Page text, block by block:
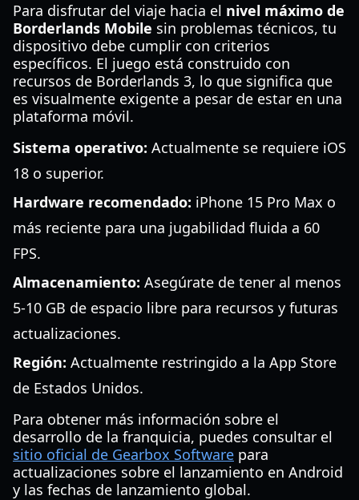
Para disfrutar del viaje hacia el nivel máximo de
Borderlands Mobile sin problemas técnicos, tu
dispositivo debe cumplir con criterios
específicos. El juego está construido con
recursos de Borderlands 3, lo que significa que
es visualmente exigente a pesar de estar en una
plataforma móvil.
Sistema operativo: Actualmente se requiere iOS
18 o superior.
Hardware recomendado: iPhone 15 Pro Max o
más reciente para una jugabilidad fluida a 60
FPS.
Almacenamiento: Asegúrate de tener al menos
5-10 GB de espacio libre para recursos y futuras
actualizaciones.
Región: Actualmente restringido a la App Store
de Estados Unidos.
Para obtener más información sobre el
desarrollo de la franquicia, puedes consultar el
sitio oficial de Gearbox Software para
actualizaciones sobre el lanzamiento en Android
y las fechas de lanzamiento global.